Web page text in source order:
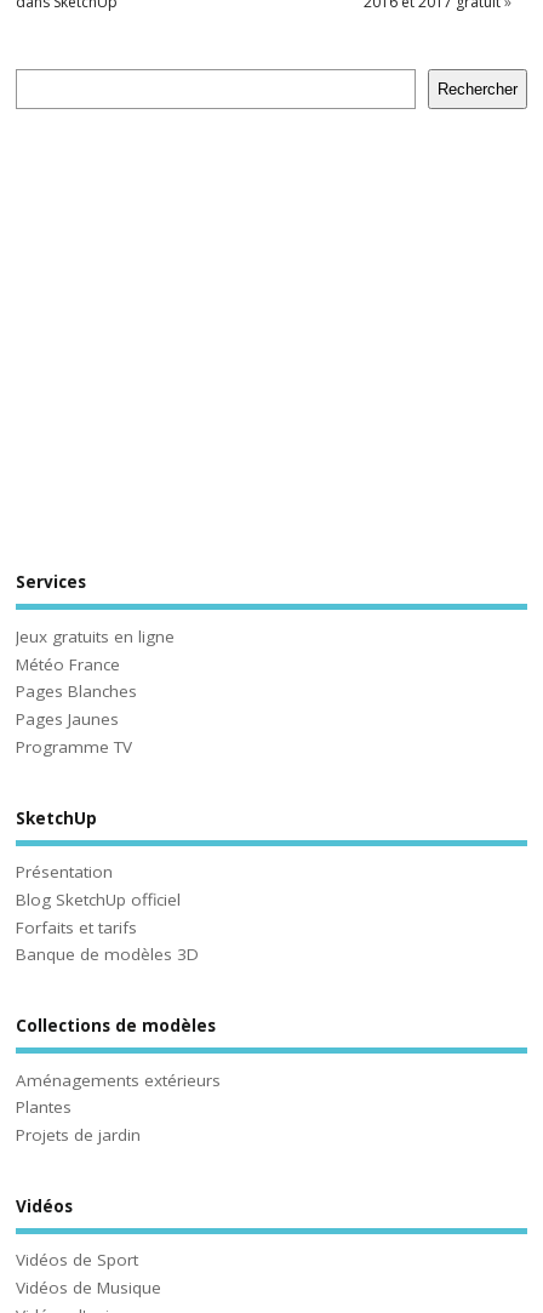
Rechercher
Services
Jeux gratuits en ligne
Météo France
Pages Blanches
Pages Jaunes
Programme TV
SketchUp
Présentation
Blog SketchUp officiel
Forfaits et tarifs
Banque de modèles 3D
Collections de modèles
Aménagements extérieurs
Plantes
Projets de jardin
Vidéos
Vidéos de Sport
Vidéos de Musique